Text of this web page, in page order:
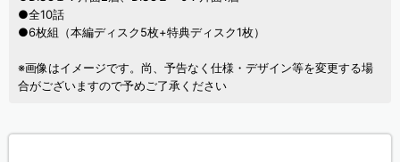
●全10話
●6枚組（本編ディスク5枚+特典ディスク1枚）
※画像はイメージです。尚、予告なく仕様・デザイン等を変更する場
合がございますので予めご了承ください